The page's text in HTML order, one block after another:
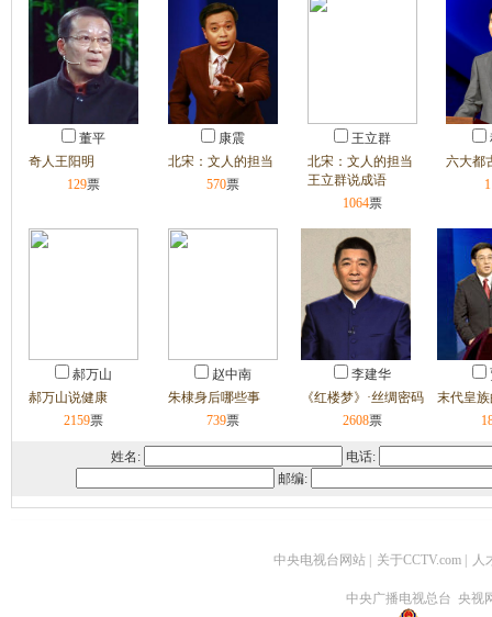
董平
奇人王阳明
129票
康震
北宋：文人的担当
570票
王立群
北宋：文人的担当
王立群说成语
1064票
六大都
郝万山
郝万山说健康
2159票
赵中南
朱棣身后哪些事
739票
李建华
《红楼梦》·丝绸密码
2608票
末代皇
姓名 : 电话:
邮编:
中央电视台网站 关于CCTV.com 人
中央广播电视总台 央视